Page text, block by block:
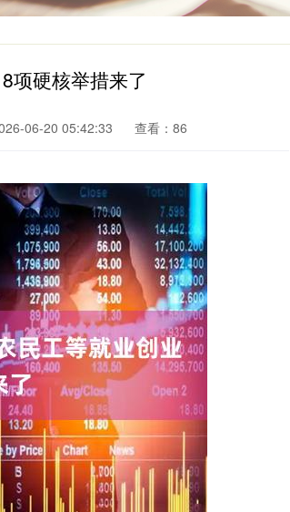
项硬核举措来了
06-20 05:42:33 查看：86